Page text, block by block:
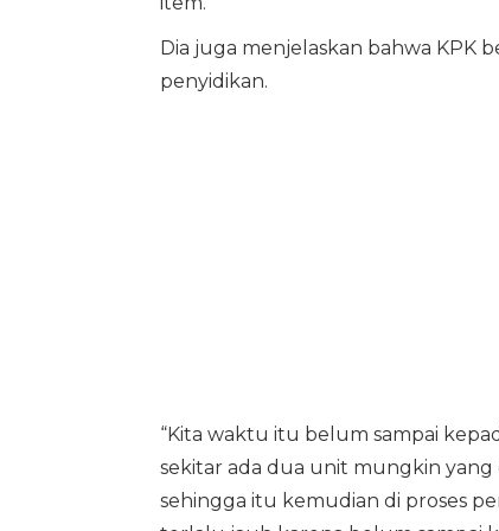
Dia juga menjelaskan bahwa KPK
penyidikan.
“Kita waktu itu belum sampai
sekitar ada dua unit mungkin
sehingga itu kemudian di proses